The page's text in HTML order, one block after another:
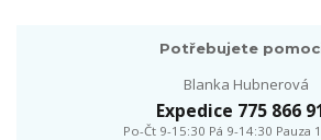
Potřebujete
Blanka Hubnerová
Expedice 775 866
Po-Čt 9-15:30 Pá 9-14:30 Pauza